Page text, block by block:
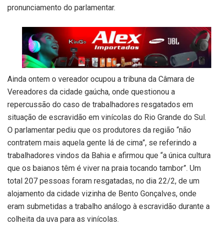
pronunciamento do parlamentar.
Ainda ontem o vereador ocupou a tribuna da Câmara de
Vereadores da cidade gaúcha, onde questionou a
repercussão do caso de trabalhadores resgatados em
situação de escravidão em vinícolas do Rio Grande do Sul.
O parlamentar pediu que os produtores da região “não
contratem mais aquela gente lá de cima”, se referindo a
trabalhadores vindos da Bahia e afirmou que “a única cultura
que os baianos têm é viver na praia tocando tambor”. Um
total 207 pessoas foram resgatadas, no dia 22/2, de um
alojamento da cidade vizinha de Bento Gonçalves, onde
eram submetidas a trabalho análogo à escravidão durante a
colheita da uva para as vinícolas.